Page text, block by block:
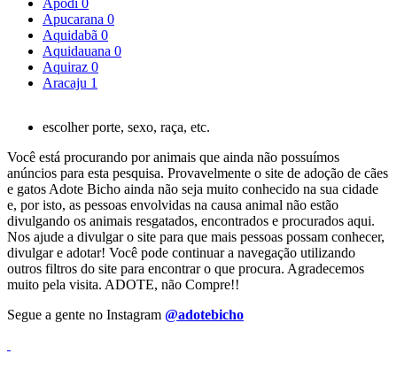
Apodi 0
Apucarana 0
Aquidabã 0
Aquidauana 0
Aquiraz 0
Aracaju 1
escolher porte, sexo, raça, etc.
Você está procurando por animais que ainda não possuímos
anúncios para esta pesquisa. Provavelmente o site de adoção de cães
e gatos Adote Bicho ainda não seja muito conhecido na sua cidade
e, por isto, as pessoas envolvidas na causa animal não estão
divulgando os animais resgatados, encontrados e procurados aqui.
Nos ajude a divulgar o site para que mais pessoas possam conhecer,
divulgar e adotar! Você pode continuar a navegação utilizando
outros filtros do site para encontrar o que procura. Agradecemos
muito pela visita. ADOTE, não Compre!!
Segue a gente no Instagram @adotebicho